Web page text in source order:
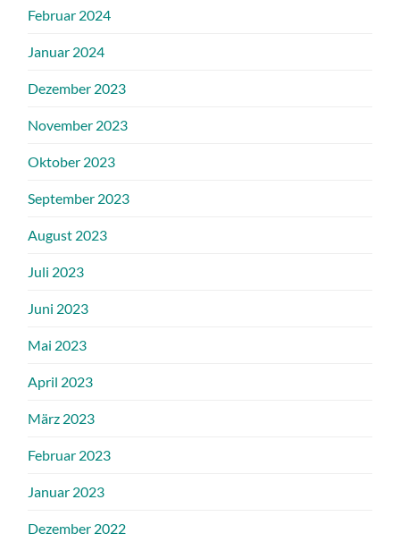
Februar 2024
Januar 2024
Dezember 2023
November 2023
Oktober 2023
September 2023
August 2023
Juli 2023
Juni 2023
Mai 2023
April 2023
März 2023
Februar 2023
Januar 2023
Dezember 2022